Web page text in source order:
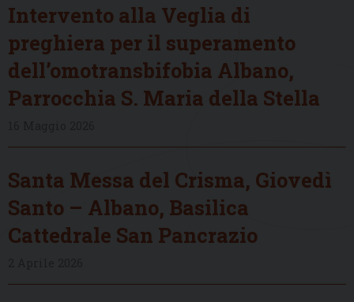
Intervento alla Veglia di
preghiera per il superamento
dell’omotransbifobia Albano,
Parrocchia S. Maria della Stella
Santa Messa del Crisma, Giovedì
Santo – Albano, Basilica
Cattedrale San Pancrazio